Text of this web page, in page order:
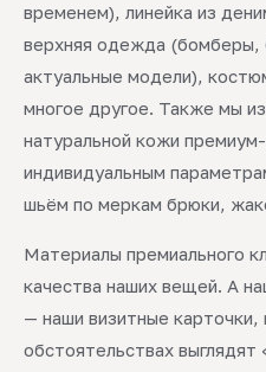
временем), линейка из
верхняя одежда
актуальные модели),
многое другое. Также мы
натуральной кожи
индивидуальным
шьём по меркам брюки,
Материалы премиального
качества наших вещей. А
— наши визитные
обстоятельствах выглядят